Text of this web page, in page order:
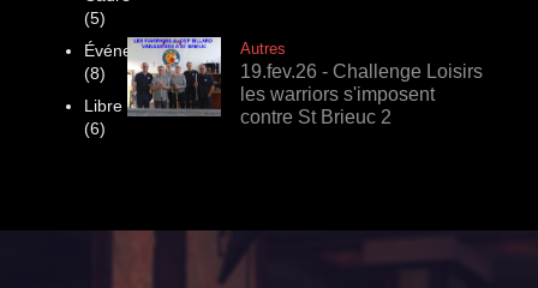
(5)
Événements
(8)
Libre
(6)
Autres
19.fev.26 - Challenge Loisirs
les warriors s'imposent
contre St Brieuc 2